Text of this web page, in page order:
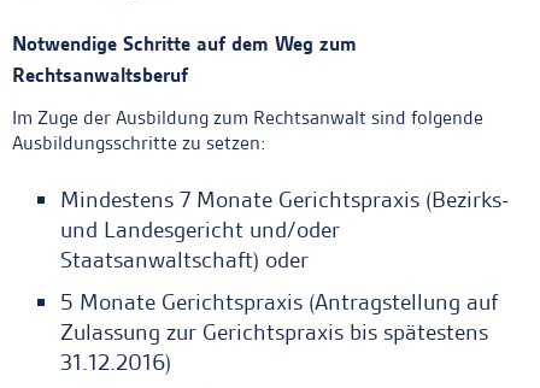
Notwendige Schritte auf dem Weg zum
Rechtsanwaltsberuf
Im Zuge der Ausbildung zum Rechtsanwalt sind folgende
Ausbildungsschritte zu setzen:
Mindestens 7 Monate Gerichtspraxis (Bezirks-
und Landesgericht und/oder
Staatsanwaltschaft) oder
5 Monate Gerichtspraxis (Antragstellung auf
Zulassung zur Gerichtspraxis bis spätestens
31.12.2016)